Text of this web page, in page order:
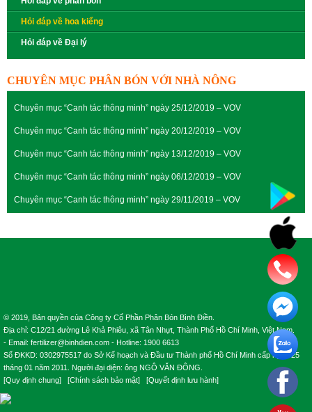
Hỏi đáp về hoa kiểng
Hỏi đáp về Đại lý
CHUYÊN MỤC PHÂN BÓN VỚI NHÀ NÔNG
Chuyên mục “Canh tác thông minh” ngày 25/12/2019 – VOV
Chuyên mục “Canh tác thông minh” ngày 20/12/2019 – VOV
Chuyên mục “Canh tác thông minh” ngày 13/12/2019 – VOV
Chuyên mục “Canh tác thông minh” ngày 06/12/2019 – VOV
Chuyên mục “Canh tác thông minh” ngày 29/11/2019 – VOV
© 2019, Bản quyền của Công ty Cổ Phần Phân Bón Bình Điền.
Địa chỉ: C12/21 đường Lê Khả Phiêu, xã Tân Nhựt, Thành Phố Hồ Chí Minh, Việt Nam.
- Email: fertilizer@binhdien.com - Hotline: 1900 6613
Số ĐKKD: 0302975517 do Sở Kế hoạch và Đầu tư Thành phố Hồ Chí Minh cấp ngày 25
tháng 01 năm 2011. Người đại diện: ông NGÔ VĂN ĐÔNG.
[Quy định chung] [Chính sách bảo mật] [Quyết định lưu hành]